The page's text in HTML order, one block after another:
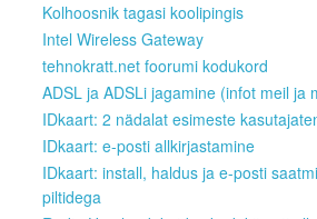
Kolhoosnik tagasi koolipingis
Intel Wireless Gateway
tehnokratt.net foorumi kodukord
ADSL ja ADSLi jagamine (infot meil ja
IDkaart: 2 nädalat esimeste
IDkaart: e-posti allkirjastamine
IDkaart: install, haldus ja e-posti
piltidega